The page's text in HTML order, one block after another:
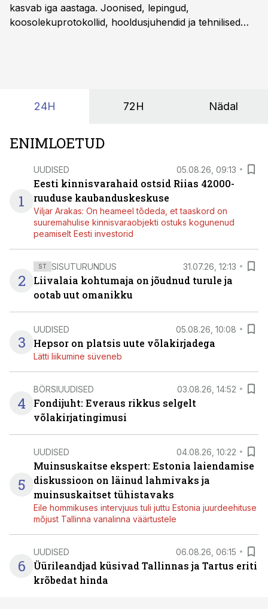
kasvab iga aastaga. Joonised, lepingud,
koosolekuprotokollid, hooldusjuhendid ja tehnilised
24H 72H Nädal
ENIMLOETUD
1
UUDISED 05.08.26, 09:13
Eesti kinnisvarahaid ostsid Riias 42000-
ruuduse kaubanduskeskuse
Viljar Arakas: On heameel tõdeda, et taaskord on
suuremahulise kinnisvaraobjekti ostuks kogunenud
peamiselt Eesti investorid
2
ST SISUTURUNDUS 31.07.26, 12:13
Liivalaia kohtumaja on jõudnud turule ja
ootab uut omanikku
3
UUDISED 05.08.26, 10:08
Hepsor on platsis uute võlakirjadega
Lätti liikumine süveneb
4
BÖRSIUUDISED 03.08.26, 14:52
Fondijuht: Everaus rikkus selgelt
võlakirjatingimusi
5
UUDISED 04.08.26, 10:22
Muinsuskaitse ekspert: Estonia laiendamise
diskussioon on läinud lahmivaks ja
muinsuskaitset tühistavaks
Eile hommikuses intervjuus tuli juttu Estonia juurdeehituse
mõjust Tallinna vanalinna väärtustele
6
UUDISED 06.08.26, 06:15
Üürileandjad küsivad Tallinnas ja Tartus eriti
krõbedat hinda